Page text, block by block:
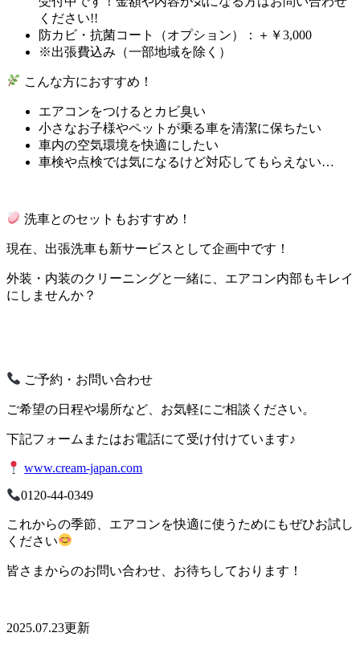
ください!!
防カビ・抗菌コート（オプション）：＋￥3,000
※出張費込み（一部地域を除く）
こんな方におすすめ！
エアコンをつけるとカビ臭い
小さなお子様やペットが乗る車を清潔に保ちたい
車内の空気環境を快適にしたい
車検や点検では気になるけど対応してもらえない…
洗車とのセットもおすすめ！
現在、出張洗車も新サービスとして企画中です！
外装・内装のクリーニングと一緒に、エアコン内部もキレイ
にしませんか？
ご予約・お問い合わせ
ご希望の日程や場所など、お気軽にご相談ください。
下記フォームまたはお電話にて受け付けています♪
www.cream-japan.com
0120-44-0349
これからの季節、エアコンを快適に使うためにもぜひお試し
ください
皆さまからのお問い合わせ、お待ちしております！
2025.07.23更新